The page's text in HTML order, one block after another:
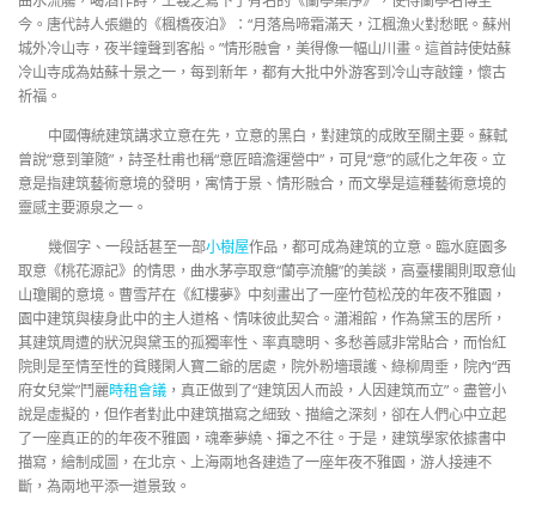
今。唐代詩人張繼的《楓橋夜泊》：“月落烏啼霜滿天，江楓漁火對愁眠。蘇州
城外冷山寺，夜半鐘聲到客船。”情形融會，美得像一幅山川畫。這首詩使姑蘇
冷山寺成為姑蘇十景之一，每到新年，都有大批中外游客到冷山寺敲鐘，懷古
祈福。
中國傳統建筑講求立意在先，立意的黑白，對建筑的成敗至關主要。蘇軾
曾說“意到筆隨”，詩圣杜甫也稱“意匠暗澹運營中”，可見“意”的感化之年夜。立
意是指建筑藝術意境的發明，寓情于景、情形融合，而文學是這種藝術意境的
靈感主要源泉之一。
幾個字、一段話甚至一部小樹屋作品，都可成為建筑的立意。臨水庭園多
取意《桃花源記》的情思，曲水茅亭取意“蘭亭流觴”的美談，高臺樓閣則取意仙
山瓊閣的意境。曹雪芹在《紅樓夢》中刻畫出了一座竹苞松茂的年夜不雅園，
園中建筑與棲身此中的主人道格、情味彼此契合。瀟湘館，作為黛玉的居所，
其建筑周遭的狀況與黛玉的孤獨率性、率真聰明、多愁善感非常貼合，而怡紅
院則是至情至性的貧賤閑人寶二爺的居處，院外粉墻環護、綠柳周垂，院內“西
府女兒棠”鬥麗時租會議 ，真正做到了“建筑因人而設，人因建筑而立”。盡管小
說是虛擬的，但作者對此中建筑描寫之細致、描繪之深刻，卻在人們心中立起
了一座真正的的年夜不雅園，魂牽夢繞、揮之不往。于是，建筑學家依據書中
描寫，繪制成圖，在北京、上海兩地各建造了一座年夜不雅園，游人接連不
斷，為兩地平添一道景致。